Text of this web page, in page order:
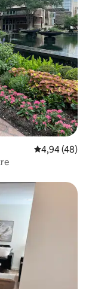
Priemerné
4,94 (48)